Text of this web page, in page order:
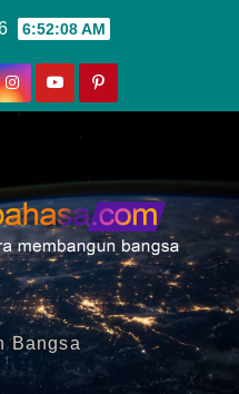
6:52:10 AM
Bangsa